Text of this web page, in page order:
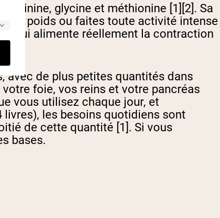
glycine et méthionine [1][2]. Sa
poids ou faites toute activité intense
qui alimente réellement la contraction
avec de plus petites quantités dans
foie, vos reins et votre pancréas
vous utilisez chaque jour, et
les besoins quotidiens sont
de cette quantité [1]. Si vous
bases.